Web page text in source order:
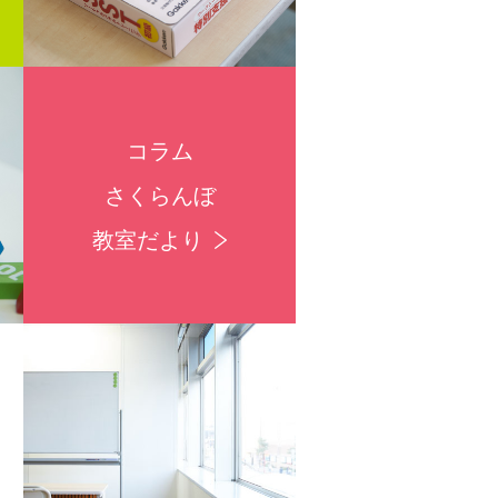
コラム
さくらんぼ
教室だより